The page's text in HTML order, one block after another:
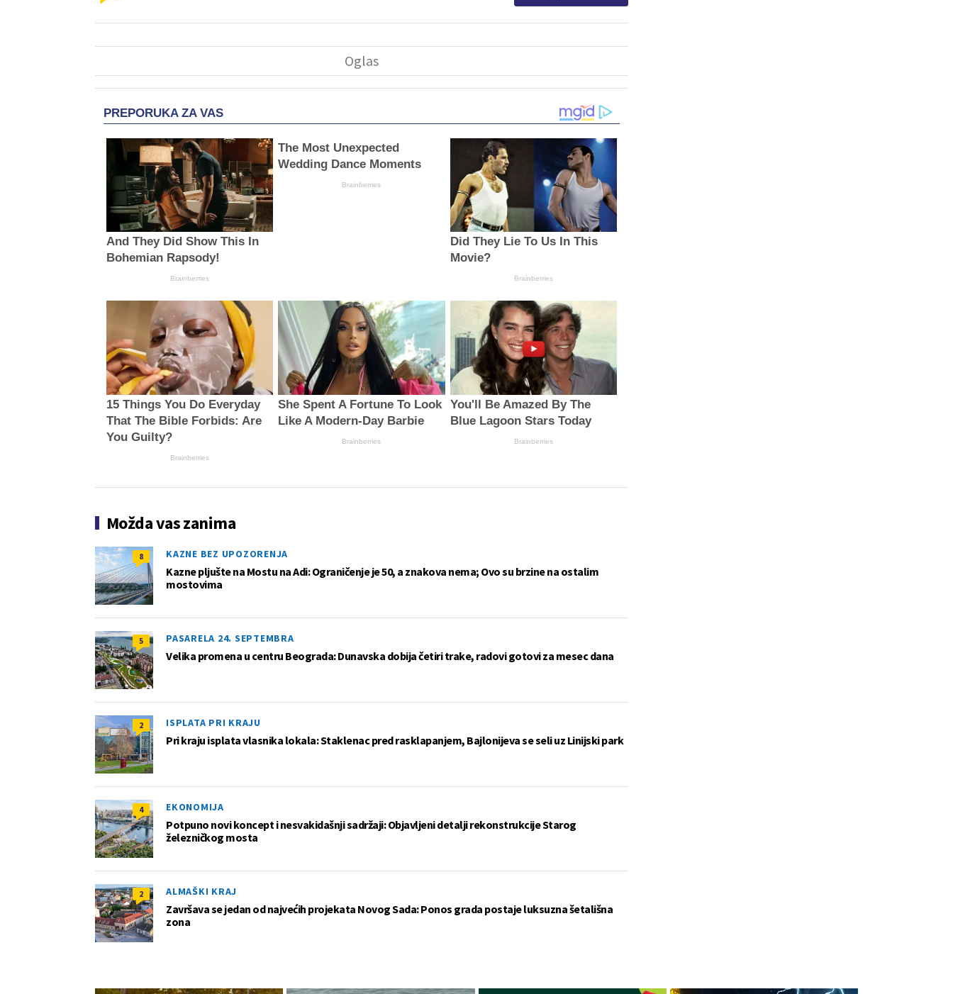
PREPORUKA ZA VAS
And They Did Show This In
Bohemian Rapsody!
Brainberries
The Most Unexpected
Wedding Dance Moments
Brainberries
Did They Lie To Us In This
Movie?
Brainberries
15 Things You Do Everyday
That The Bible Forbids: Are
You Guilty?
Brainberries
She Spent A Fortune To Look
Like A Modern-Day Barbie
Brainberries
You'll Be Amazed By The
Blue Lagoon Stars Today
Brainberries
Možda vas zanima
8 KAZNE BEZ UPOZORENJA
Kazne pljušte na Mostu na Adi: Ograničenje je 50, a znakova nema; Ovo su brzine na ostalim
mostovima
5 PASARELA 24. SEPTEMBRA
Velika promena u centru Beograda: Dunavska dobija četiri trake, radovi gotovi za mesec dana
2 ISPLATA PRI KRAJU
Pri kraju isplata vlasnika lokala: Staklenac pred rasklapanjem, Bajlonijeva se seli uz Linijski park
4 EKONOMIJA
Potpuno novi koncept i nesvakidašnji sadržaji: Objavljeni detalji rekonstrukcije Starog
železničkog mosta
2 ALMAŠKI KRAJ
Završava se jedan od najvećih projekata Novog Sada: Ponos grada postaje luksuzna šetališna
zona